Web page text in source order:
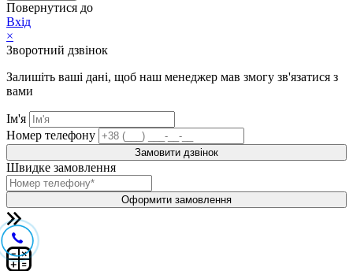
Повернутися до
Вхід
×
Зворотний дзвінок
Залишіть ваші дані, щоб наш менеджер мав змогу зв'язатися з
вами
Ім'я
Номер телефону
Замовити дзвінок
Швидке замовлення
Оформити замовлення